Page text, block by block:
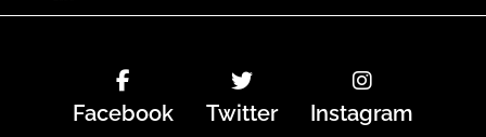
Facebook Twitter Instagram